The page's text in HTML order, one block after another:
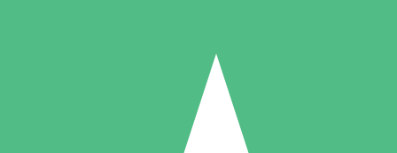
Individuella Kreditpaket
per användning med nedladdningskrediter. Inget månatligt åtagande